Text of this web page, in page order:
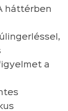
háttérben
a